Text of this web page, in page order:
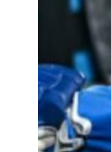
a fast-food
इंसानियत को
6 सौ रुपये की
राष्ट्रीय कबड्डी
रोहटा रोड स्थित